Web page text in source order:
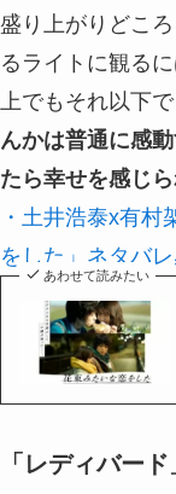
盛り上がりどこ
るライトに観る
上でもそれ以下で
んかは普通に感
たら幸せを感じ
・土井浩泰x有
をした」ネタバ
あわせて読みたい
「レディバード